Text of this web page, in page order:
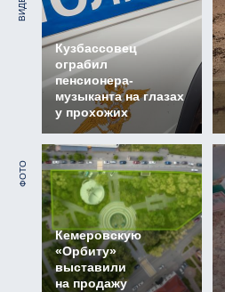
Кузбассовец
ограбил
пенсионера-
музыканта на глазах
у прохожих
ФОТО
Кемеровскую
«Орбиту»
выставили
на продажу